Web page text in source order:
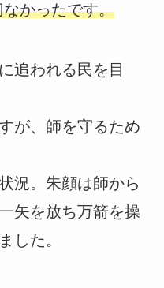
かったです。
追われる民を目
が、師を守るため
況。朱顔は師から
矢を放ち万箭を操
した。